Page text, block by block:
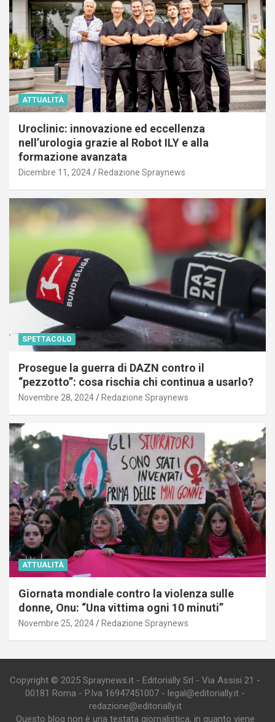
ATTUALITÀ
Uroclinic: innovazione ed eccellenza
nell’urologia grazie al Robot ILY e alla
formazione avanzata
Dicembre 11, 2024 Redazione Spraynews
SPETTACOLO
Prosegue la guerra di DAZN contro il
“pezzotto”: cosa rischia chi continua a usarlo?
Novembre 28, 2024 Redazione Spraynews
ATTUALITÀ
Giornata mondiale contro la violenza sulle
donne, Onu: “Una vittima ogni 10 minuti”
Novembre 25, 2024 Redazione Spraynews
Copyright © 2025 Spraynews.it - Editorially Srl - Via Assisi 21 -
00181 Roma - P.Iva 16947451007 - legal@editorially.it -
redazione@editorially.it
Questo blog non è una testata giornalistica, in quanto viene